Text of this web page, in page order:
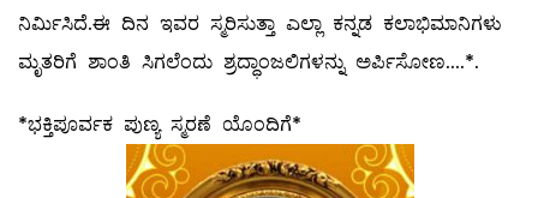
ನಿರ್ಮಿಸಿದೆ.ಈ ದಿನ ಇವರ ಸ್ಮರಿಸುತ್ತಾ ಎಲ್ಲಾ ಕನ್ನಡ ಕಲಾಭಿಮಾನಿಗಳು
ಮೃತರಿಗೆ ಶಾಂತಿ ಸಿಗಲೆಂದು ಶ್ರದ್ಧಾಂಜಲಿಗಳನ್ನು ಅರ್ಪಿಸೋಣ....*.
*ಭಕ್ತಿಪೂರ್ವಕ ಪುಣ್ಯ ಸ್ಮರಣೆ ಯೊಂದಿಗೆ*